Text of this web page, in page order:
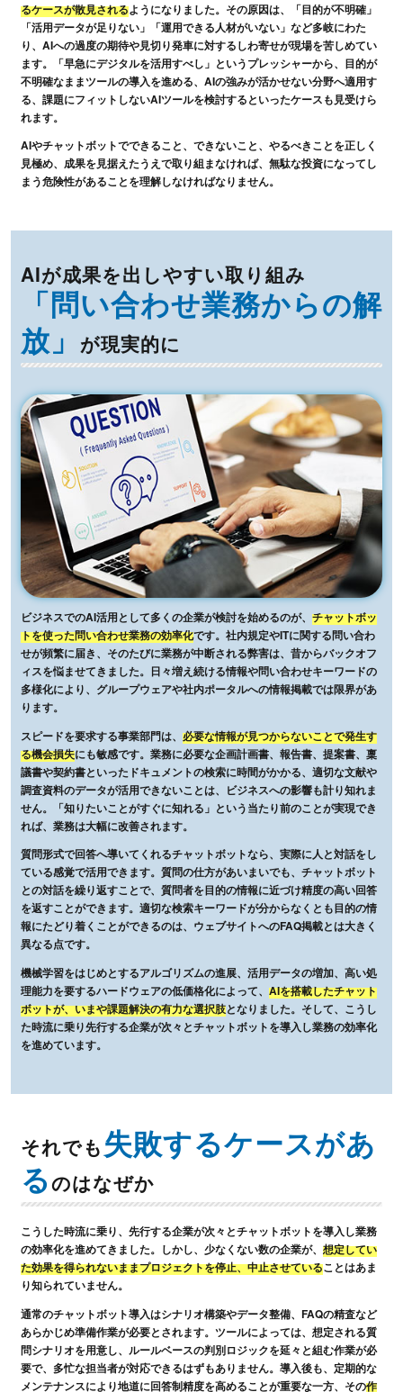
るケースが散見されるようになりました。その原因は、「目的が不明確」
「活用データが足りない」「運用できる人材がいない」など多岐にわた
り、AIへの過度の期待や見切り発車に対するしわ寄せが現場を苦しめてい
ます。「早急にデジタルを活用すべし」というプレッシャーから、目的が
不明確なままツールの導入を進める、AIの強みが活かせない分野へ適用す
る、課題にフィットしないAIツールを検討するといったケースも見受けら
れます。
AIやチャットボットでできること、できないこと、やるべきことを正しく
見極め、成果を見据えたうえで取り組まなければ、無駄な投資になってし
まう危険性があることを理解しなければなりません。
AIが成果を出しやすい取り組み
「問い合わせ業務からの解
放」
が現実的に
ビジネスでのAI活用として多くの企業が検討を始めるのが、 チャットボッ
トを使った問い合わせ業務の効率化です。社内規定やITに関する問い合わ
せが頻繁に届き、そのたびに業務が中断される弊害は、昔からバックオフ
ィスを悩ませてきました。日々増え続ける情報や問い合わせキーワードの
多様化により、グループウェアや社内ポータルへの情報掲載では限界があ
ります。
スピードを要求する事業部門は、 必要な情報が見つからないことで発生す
る機会損失にも敏感です。業務に必要な企画計画書、報告書、提案書、稟
議書や契約書といったドキュメントの検索に時間がかかる、適切な文献や
調査資料のデータが活用できないことは、ビジネスへの影響も計り知れま
せん。「知りたいことがすぐに知れる」という当たり前のことが実現でき
れば、業務は大幅に改善されます。
質問形式で回答へ導いてくれるチャットボットなら、実際に人と対話をし
ている感覚で活用できます。質問の仕方があいまいでも、チャットボット
との対話を繰り返すことで、質問者を目的の情報に近づけ精度の高い回答
を返すことができます。適切な検索キーワードが分からなくとも目的の情
報にたどり着くことができるのは、ウェブサイトへのFAQ掲載とは大きく
異なる点です。
機械学習をはじめとするアルゴリズムの進展、活用データの増加、高い処
理能力を要するハードウェアの低価格化によって、 AIを搭載したチャット
ボットが、いまや課題解決の有力な選択肢となりました。そして、こうし
た時流に乗り先行する企業が次々とチャットボットを導入し業務の効率化
を進めています。
それでも失敗するケースがあ
るのはなぜか
こうした時流に乗り、先行する企業が次々とチャットボットを導入し業務
の効率化を進めてきました。しかし、少なくない数の企業が、 想定してい
た効果を得られないままプロジェクトを停止、中止させていることはあま
り知られていません。
通常のチャットボット導入はシナリオ構築やデータ整備、FAQの精査など
あらかじめ準備作業が必要とされます。ツールによっては、想定される質
問シナリオを用意し、ルールベースの判別ロジックを延々と組む作業が必
要で、多忙な担当者が対応できるはずもありません。導入後も、定期的な
メンテナンスにより地道に回答制精度を高めることが重要な一方、その作